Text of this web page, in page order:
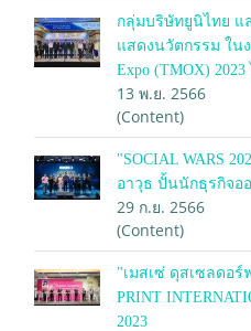
กลุ่มบริษัทยูนิไทย แ
แสดงนวัตกรรม ในง
Expo (TMOX)
13 พ.ย. 2566
(Content)
"SOCIAL WARS
อาวุธ ปั้นนักธุรกิจอ
29 ก.ย. 2566
(Content)
"เมสเซ่ ดุสเซลดอร์
PRINT
2023